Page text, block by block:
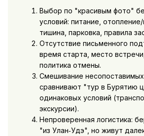
Выбор по "красивым фото"
условий: питание,
тишина, парковка, правила
Отсутствие письменного
время старта, место
политика отмены.
Смешивание
сравнивают "тур в Бурятию
одинаковых условий
экскурсии).
Непроверенная логистика:
"из Улан‑Удэ", но живут